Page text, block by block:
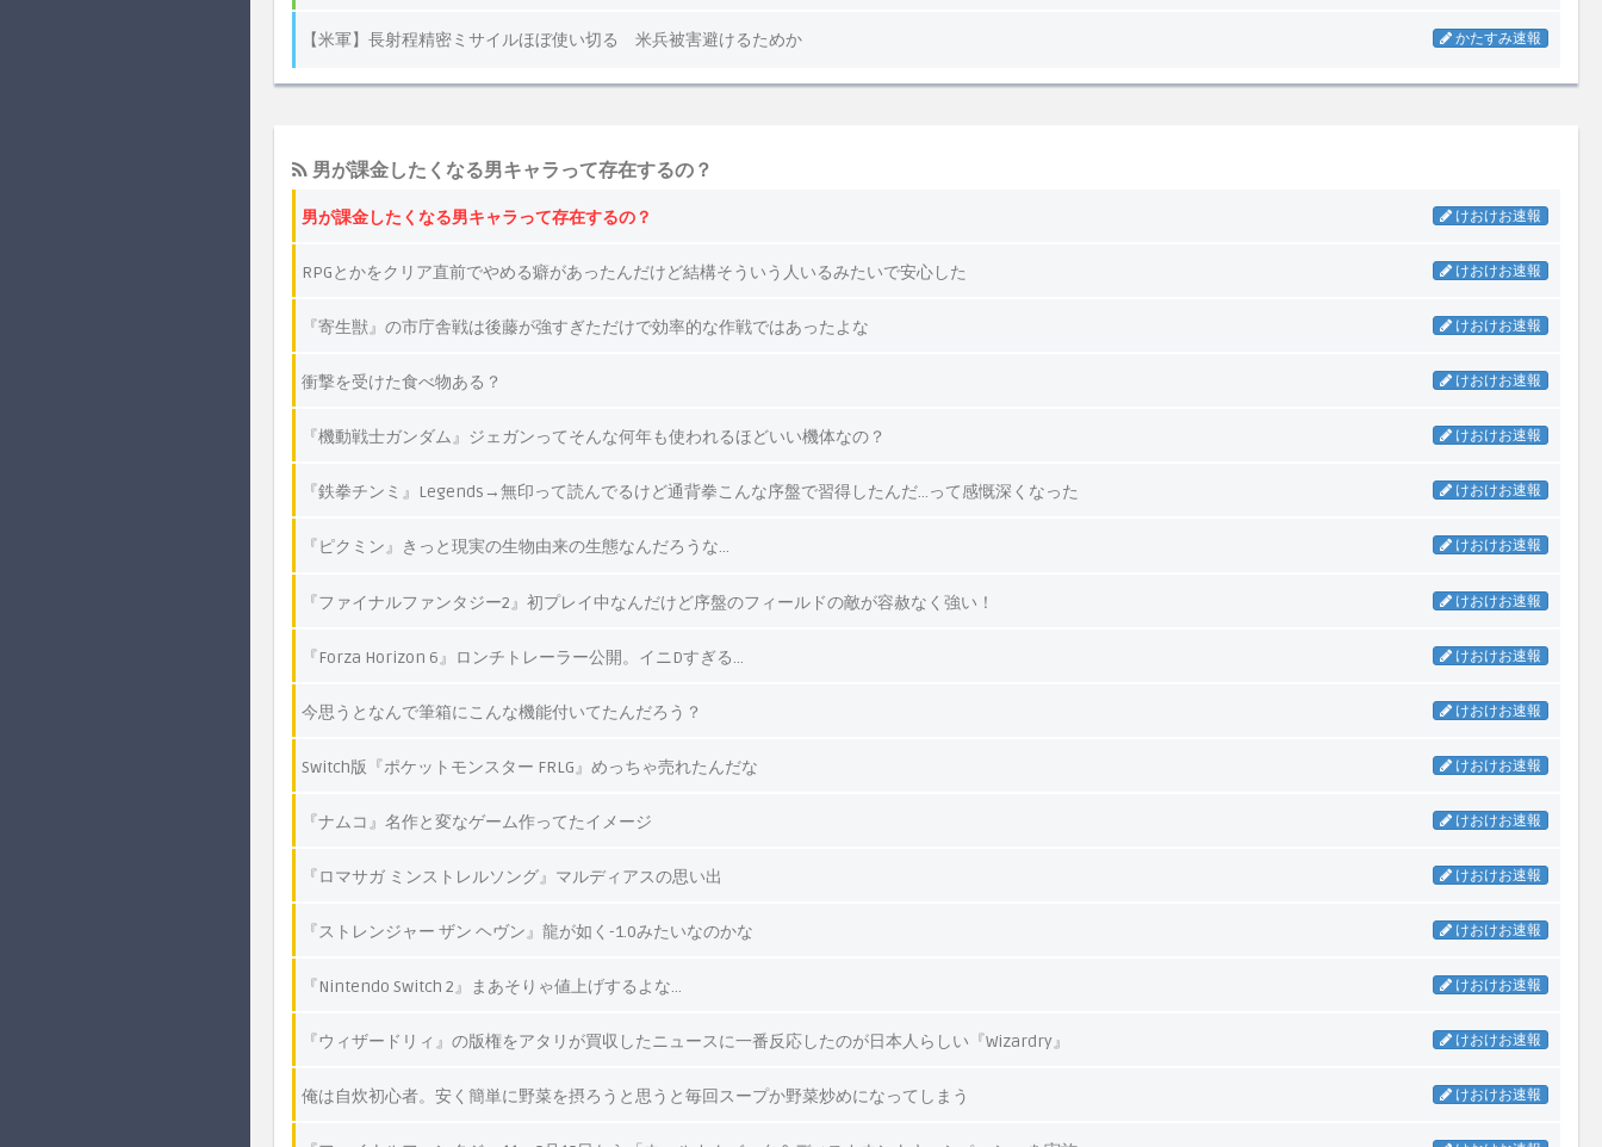
男が課金したくなる男キャラって存在するの？
男が課金したくなる男キャラって存在するの？ けおけお速報
RPGとかをクリア直前でやめる癖があったんだけど結構そういう人いるみたいで安心した けおけお速報
『寄生獣』の市庁舎戦は後藤が強すぎただけで効率的な作戦ではあったよな けおけお速報
衝撃を受けた食べ物ある？ けおけお速報
『機動戦士ガンダム』ジェガンってそんな何年も使われるほどいい機体なの？ けおけお速報
『鉄拳チンミ』Legends→無印って読んでるけど通背拳こんな序盤で習得したんだ…って感慨深くなった けおけお速報
『ピクミン』きっと現実の生物由来の生態なんだろうな… けおけお速報
『ファイナルファンタジー2』初プレイ中なんだけど序盤のフィールドの敵が容赦なく強い！ けおけお速報
『Forza Horizon 6』ロンチトレーラー公開。イニDすぎる… けおけお速報
今思うとなんで筆箱にこんな機能付いてたんだろう？ けおけお速報
Switch版『ポケットモンスター FRLG』めっちゃ売れたんだな けおけお速報
『ナムコ』名作と変なゲーム作ってたイメージ けおけお速報
『ロマサガ ミンストレルソング』マルディアスの思い出 けおけお速報
『ストレンジャー ザン ヘヴン』龍が如く-1.0みたいなのかな けおけお速報
『Nintendo Switch 2』まあそりゃ値上げするよな… けおけお速報
『ウィザードリィ』の版権をアタリが買収したニュースに一番反応したのが日本人らしい『Wizardry』 けおけお速報
俺は自炊初心者。安く簡単に野菜を摂ろうと思うと毎回スープか野菜炒めになってしまう けおけお速報